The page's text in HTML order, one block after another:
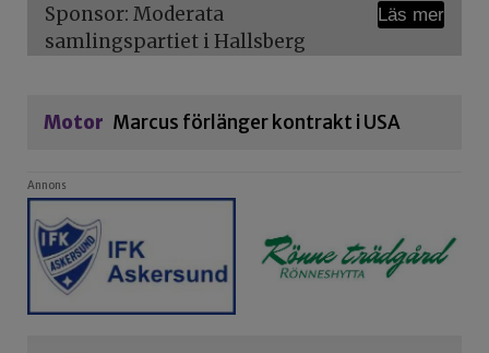
Sponsor: Moderata
samlingspartiet i Hallsberg
Läs mer
Motor Marcus förlänger kontrakt i USA
Annons